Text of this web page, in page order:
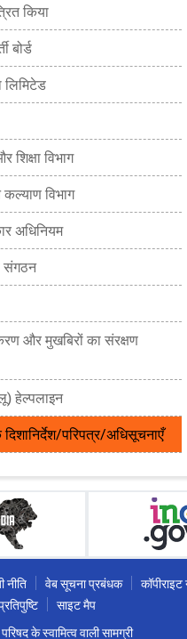
किया
बोर्ड
लिमिटेड
विभाग
विभाग
अधिनियम
संगठन
और मुखबिरों का संरक्षण
हेल्पलाइन
दिशानिर्देश/परिपत्र/अधिसूचनाएँ
नीति वेब सूचना प्रबंधक कॉपीराइट
साइट मैप
के स्वामित्व वाली सामग्री